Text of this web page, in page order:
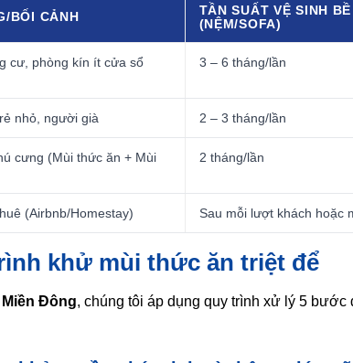
BỐI CẢNH
TẦN SUẤT VỆ SINH
(NỆM/SOFA)
cư, phòng kín ít cửa sổ 3 – 6 tháng/lần
nhỏ, người già 2 – 3 tháng/lần
cưng (Mùi thức ăn + Mùi
2 tháng/lần
(Airbnb/Homestay) Sau mỗi lượt khách hoặc
khử mùi thức ăn triệt để
Miền Đông, chúng tôi áp dụng quy trình xử lý 5 bước